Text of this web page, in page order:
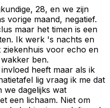
28, en we zijn
vorige maand, negatief.
maar het timen is een
Ik werk 's nachts en
voor echo en
ben.
heeft maar als ik
lig vraag ik me dat
we dagelijks wat
een lichaam. Niet om